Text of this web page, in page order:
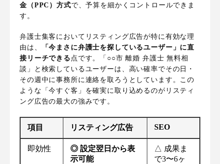
金（PPC）方式で、予算を細かくコントロールできま
す。
弁護士集客においてリスティング広告が特に有効な理
由は、
「今まさに弁護士を探しているユーザー」に直
接リーチできる 点です。「○○市 離婚 弁護士 無料相
談」と検索しているユーザーは、高い確率でその日・
その週中に事務所に連絡を取ろうとしています。この
ような「今すぐ客」を確実に取り込めるのがリスティ
ング広告の最大の強みです。
項目 リスティング広告 SEO
即効性
◎ 設定翌日から表
示可能
△ 成果ま
で3〜6ヶ